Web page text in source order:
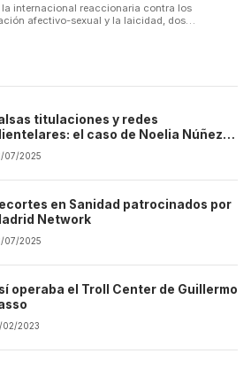
la internacional reaccionaria contra los
afectivo-sexual y la laicidad, dos
titulaciones y redes
el caso de Noelia Núñez,
del PP en la Asamblea de
07/2025
en Sanidad patrocinados por
Network
07/2025
operaba el Troll Center de Guillermo
02/2023